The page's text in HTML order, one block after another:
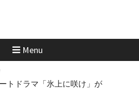
Menu
トドラマ「氷上に咲け」が